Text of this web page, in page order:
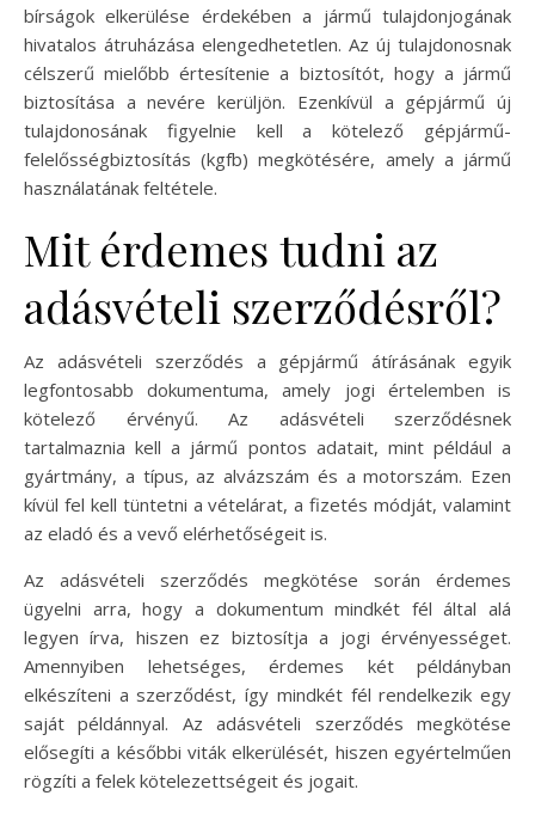
bírságok elkerülése érdekében a jármű tulajdonjogának
hivatalos átruházása elengedhetetlen. Az új tulajdonosnak
célszerű mielőbb értesítenie a biztosítót, hogy a jármű
biztosítása a nevére kerüljön. Ezenkívül a gépjármű új
tulajdonosának figyelnie kell a kötelező gépjármű-
felelősségbiztosítás (kgfb) megkötésére, amely a jármű
használatának feltétele.
Mit érdemes tudni az
adásvételi szerződésről?
Az adásvételi szerződés a gépjármű átírásának egyik
legfontosabb dokumentuma, amely jogi értelemben is
kötelező érvényű. Az adásvételi szerződésnek
tartalmaznia kell a jármű pontos adatait, mint például a
gyártmány, a típus, az alvázszám és a motorszám. Ezen
kívül fel kell tüntetni a vételárat, a fizetés módját, valamint
az eladó és a vevő elérhetőségeit is.
Az adásvételi szerződés megkötése során érdemes
ügyelni arra, hogy a dokumentum mindkét fél által alá
legyen írva, hiszen ez biztosítja a jogi érvényességet.
Amennyiben lehetséges, érdemes két példányban
elkészíteni a szerződést, így mindkét fél rendelkezik egy
saját példánnyal. Az adásvételi szerződés megkötése
elősegíti a későbbi viták elkerülését, hiszen egyértelműen
rögzíti a felek kötelezettségeit és jogait.